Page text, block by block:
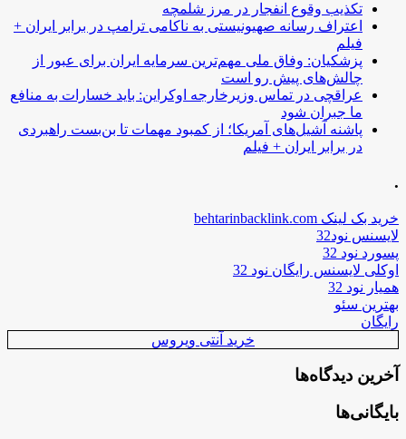
تکذیب وقوع انفجار در مرز شلمچه
اعتراف رسانه صهیونیستی به ناکامی ترامپ در برابر ایران +
فیلم
پزشکیان: وفاق ملی مهم‌ترین سرمایه ایران برای عبور از
چالش‌های پیش رو است
عراقچی در تماس وزیرخارجه اوکراین: باید خسارات به منافع
ما جبران شود
پاشنه آشیل‌های آمریکا؛ از کمبود مهمات تا بن‌بست راهبردی
در برابر ایران + فیلم
.
خرید بک لینک behtarinbacklink.com
لایسنس نود32
پسورد نود 32
اوکلی لایسنس رایگان نود 32
همیار نود 32
بهترین سئو
رایگان
خرید آنتی ویروس
آخرین دیدگاه‌ها
بایگانی‌ها